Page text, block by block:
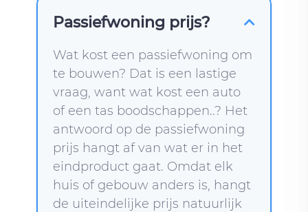
Passiefwoning prijs?
Wat kost een passiefwoning om
te bouwen? Dat is een lastige
vraag, want wat kost een auto
of een tas boodschappen..? Het
antwoord op de passiefwoning
prijs hangt af van wat er in het
eindproduct gaat. Omdat elk
huis of gebouw anders is, hangt
de uiteindelijke prijs natuurlijk